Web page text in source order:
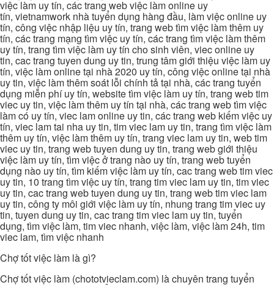
việc làm uy tín, các trang web việc làm online uy
tín, vietnamwork nhà tuyển dụng hàng đầu, làm việc online uy
tín, công việc nhập liệu uy tín, trang web tìm việc làm thêm uy
tín, các trang mạng tìm việc uy tín, các trang tìm việc làm thêm
uy tín, trang tìm việc làm uy tín cho sinh viên, viec online uy
tin, cac trang tuyen dung uy tin, trung tâm giới thiệu việc làm uy
tín, việc làm online tại nhà 2020 uy tín, công việc online tại nhà
uy tin, việc làm thêm soát lỗi chính tả tại nhà, các trang tuyển
dụng miễn phí uy tín, website tìm việc làm uy tín, trang web tim
viec uy tin, việc làm thêm uy tín tại nhà, các trang web tìm việc
làm có uy tín, viec lam online uy tin, các trang web kiếm việc uy
tín, viec lam tai nha uy tin, tim viec lam uy tin, trang tìm việc làm
thêm uy tín, việc làm thêm uy tín, trang viec lam uy tin, web tim
viec uy tin, trang web tuyen dung uy tin, trang web giới thiệu
việc làm uy tín, tìm việc ở trang nào uy tín, trang web tuyển
dụng nào uy tín, tìm kiếm việc làm uy tín, cac trang web tim viec
uy tin, 10 trang tìm việc uy tín, trang tim viec lam uy tin, tim viec
uy tin, cac trang web tuyen dung uy tin, trang web tim viec lam
uy tin, công ty môi giới việc làm uy tín, nhung trang tim viec uy
tin, tuyen dung uy tin, cac trang tim viec lam uy tin, tuyển
dụng, tìm việc làm, tim viec nhanh, việc làm, việc làm 24h, tim
viec lam, tìm việc nhanh
Chợ tốt việc làm là gì?
Chợ tốt việc làm (chototvieclam.com) là chuyên trang tuyển